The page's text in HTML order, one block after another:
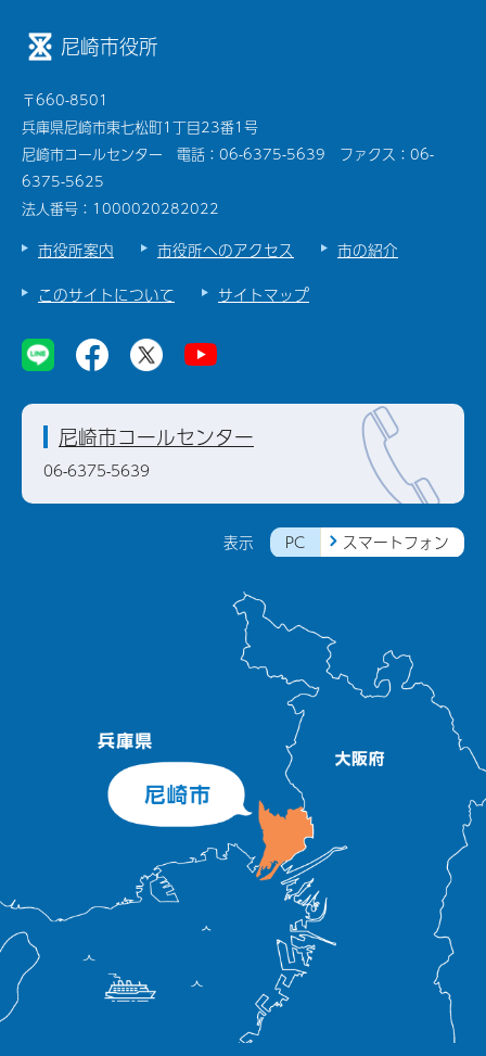
尼崎市役所
〒660-8501
兵庫県尼崎市東七松町1丁目23番1号
尼崎市コールセンター 電話：06-6375-5639 ファクス：06-
6375-5625
法人番号：1000020282022
市役所案内 市役所へのアクセス
市の紹介
このサイトについて
サイトマップ
表示 PC スマートフォン
尼崎市コールセンター
06-6375-5639